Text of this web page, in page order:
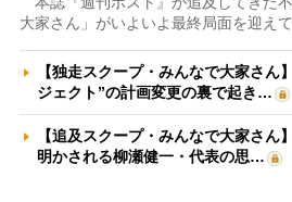
大家さん」がいよいよ最終局面を迎え
【独走スクープ・みんなで大家さん
ジェクト”の計画変更の裏で起き…
【追及スクープ・みんなで大家さん
明かされる柳瀬健一・代表の思…